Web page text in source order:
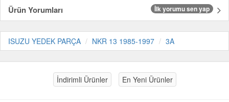
Ürün Yorumları
İlk yorumu sen yap
ISUZU YEDEK PARÇA NKR 13 1985-1997 3A
İndirimli Ürünler En Yeni Ürünler